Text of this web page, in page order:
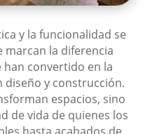
y la funcionalidad se
marcan la diferencia
han convertido en la
diseño y construcción.
espacios, sino
de vida de quienes los